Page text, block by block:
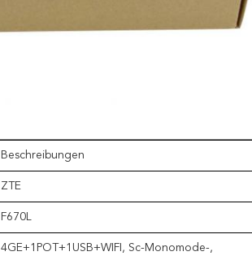
Beschreibungen
ZTE
F670L
4GE+1POT+1USB+WIFI, Sc-Monomode-,